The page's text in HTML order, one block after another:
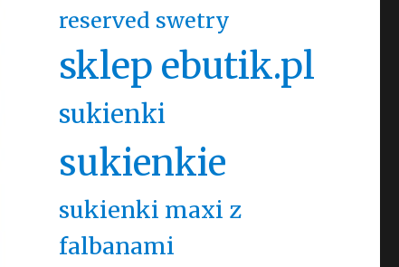
reserved swetry
sklep ebutik.pl
sukienki
sukienkie
sukienki maxi z
falbanami